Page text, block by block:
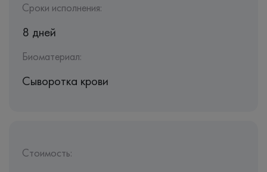
Сроки исполнения:
8 дней
Биоматериал:
Сыворотка крови
Стоимость: